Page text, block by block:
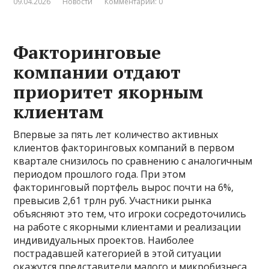
Факторинговые
компании отдают
приоритет якорным
клиентам
Впервые за пять лет количество активных
клиентов факторинговых компаний в первом
квартале снизилось по сравнению с аналогичным
периодом прошлого года. При этом
факторинговый портфель вырос почти на 6%,
превысив 2,61 трлн руб. Участники рынка
объясняют это тем, что игроки сосредоточились
на работе с якорными клиентами и реализации
индивидуальных проектов. Наиболее
пострадавшей категорией в этой ситуации